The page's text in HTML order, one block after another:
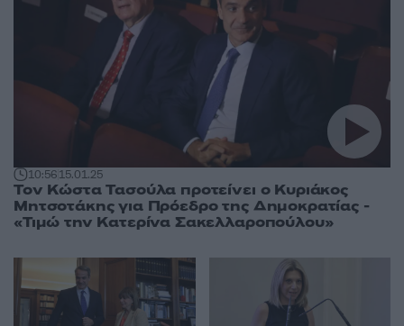
10:5615.01.25
Τον Κώστα Τασούλα προτείνει ο Κυριάκος
Μητσοτάκης για Πρόεδρο της Δημοκρατίας -
«Τιμώ την Κατερίνα Σακελλαροπούλου»